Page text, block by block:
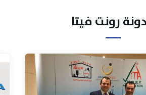
رونت فيتا